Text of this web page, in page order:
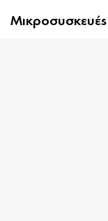
Μικροσυσκευές